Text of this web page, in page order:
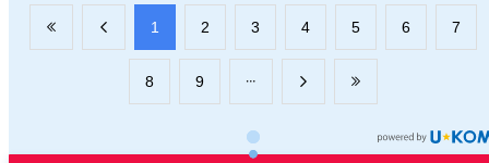
​1 ​2 ​3 ​4 ​5 ​6 ​7
​8 ​9